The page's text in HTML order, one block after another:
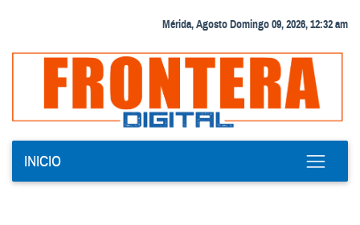
Mérida, Agosto Domingo 09, 2026, 12:32 am
INICIO